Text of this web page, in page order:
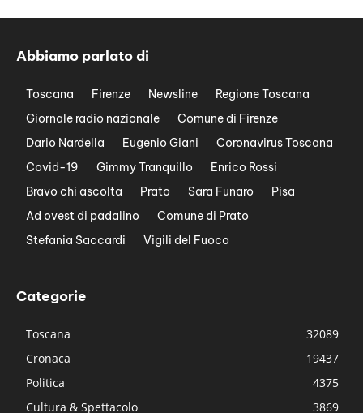
Abbiamo parlato di
Toscana Firenze Newsline
Regione Toscana
Giornale radio nazionale
Comune di Firenze
Dario Nardella
Eugenio Giani
Coronavirus Toscana
Covid-19
Gimmy Tranquillo
Enrico Rossi
Bravo chi ascolta
Prato Sara Funaro
Pisa
Ad ovest di padalino
Comune di Prato
Stefania Saccardi
Vigili del Fuoco
Categorie
Toscana
32089
Cronaca
19437
Politica
4375
Cultura & Spettacolo
3869